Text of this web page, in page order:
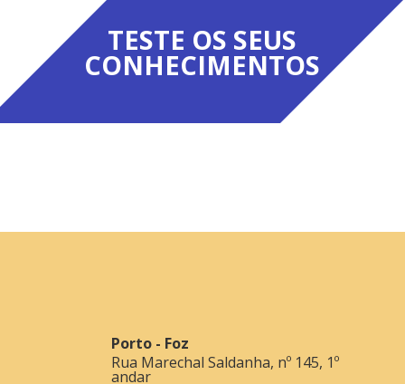
TESTE OS SEUS
CONHECIMENTOS
Porto - Foz
Rua Marechal Saldanha, nº 145, 1º
andar